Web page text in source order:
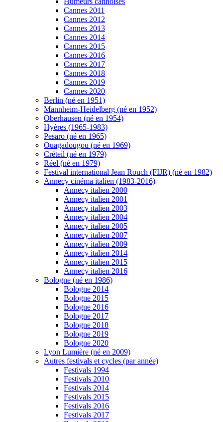
Cannes 2011
Cannes 2012
Cannes 2013
Cannes 2014
Cannes 2015
Cannes 2016
Cannes 2017
Cannes 2018
Cannes 2019
Cannes 2020
Berlin (né en 1951)
Mannheim-Heidelberg (né en 1952)
Oberhausen (né en 1954)
Hyères (1965-1983)
Pesaro (né en 1965)
Ouagadougou (né en 1969)
Créteil (né en 1979)
Réel (né en 1979)
Festival international Jean Rouch (FIJR) (né en 1982)
Annecy cinéma italien (1983-2016)
Annecy italien 2000
Annecy italien 2001
Annecy italien 2003
Annecy italien 2004
Annecy italien 2005
Annecy italien 2007
Annecy italien 2009
Annecy italien 2014
Annecy italien 2015
Annecy italien 2016
Bologne (né en 1986)
Bologne 2014
Bologne 2015
Bologne 2016
Bologne 2017
Bologne 2018
Bologne 2019
Bologne 2020
Lyon Lumière (né en 2009)
Autres festivals et cycles (par année)
Festivals 1994
Festivals 2010
Festivals 2014
Festivals 2015
Festivals 2016
Festivals 2017